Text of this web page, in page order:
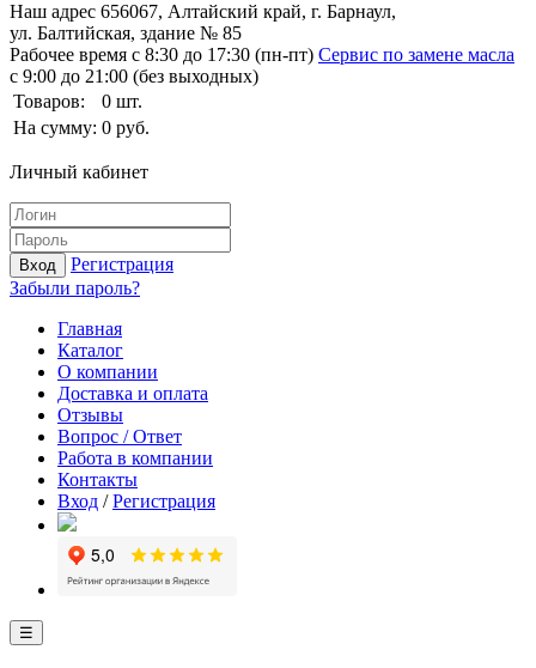
Наш адрес 656067, Алтайский край, г. Барнаул,
ул. Балтийская, здание № 85
Рабочее время с 8:30 до 17:30 (пн-пт) Сервис по замене масла
с 9:00 до 21:00 (без выходных)
Товаров:
0 шт.
На сумму: 0 руб.
Личный кабинет
Вход
Регистрация
Забыли пароль?
Главная
Каталог
О компании
Доставка и оплата
Отзывы
Вопрос / Ответ
Работа в компании
Контакты
Вход /Регистрация
☰